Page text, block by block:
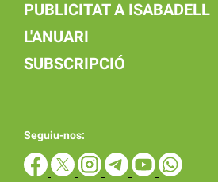
PUBLICITAT A ISABADELL
L'ANUARI
SUBSCRIPCIÓ
Seguiu-nos: